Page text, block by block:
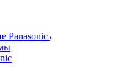
Panasonic